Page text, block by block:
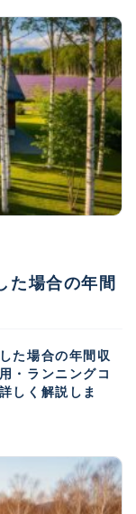
た場合の年間
た場合の年間収
・ランニングコ
しく解説しま